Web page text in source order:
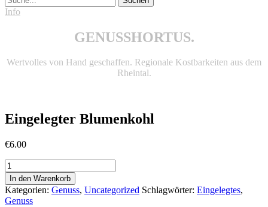
Info
GENUSSHORTUS.
Wertvolles von Hand geschaffen. Regionale Kostbarkeiten aus dem
Rheintal.
Eingelegter Blumenkohl
€6.00
Eingelegter
Blumenkohl
Menge
In den Warenkorb
Kategorien: Genuss, Uncategorized Schlagwörter: Eingelegtes,
Genuss